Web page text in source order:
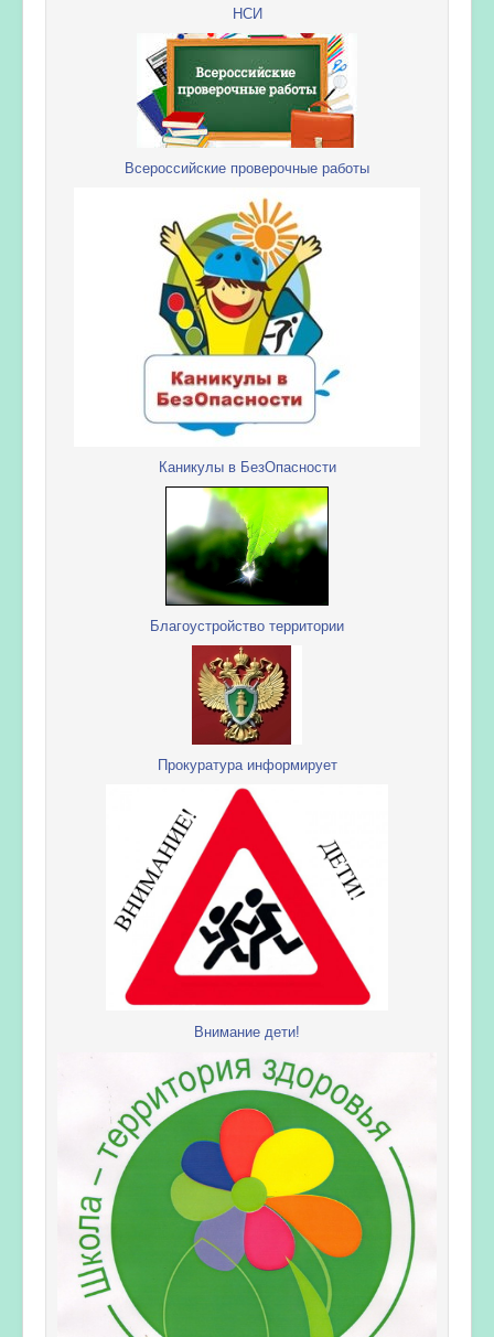
НСИ
Всероссийские проверочные работы
Каникулы в БезОпасности
Благоустройство территории
Прокуратура информирует
Внимание дети!